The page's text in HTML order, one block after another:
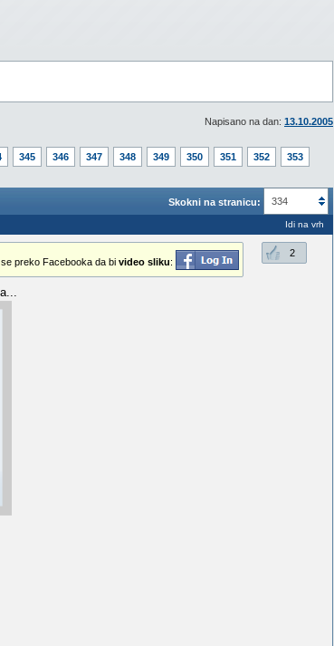
Napisano na dan: 13.10.2005
345 346 347 348 349 350 351 352
353
Skokni na stranicu: 334
Idi na vrh
2
preko Facebooka da bi video sliku: